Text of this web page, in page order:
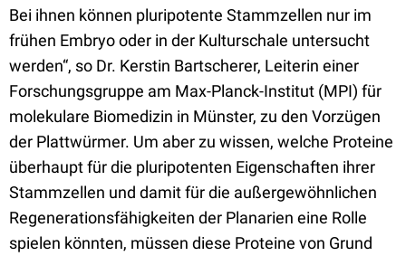
Bei ihnen können pluripotente Stammzellen nur im
frühen Embryo oder in der Kulturschale untersucht
werden“, so Dr. Kerstin Bartscherer, Leiterin einer
Forschungsgruppe am Max-Planck-Institut (MPI) für
molekulare Biomedizin in Münster, zu den Vorzügen
der Plattwürmer. Um aber zu wissen, welche Proteine
überhaupt für die pluripotenten Eigenschaften ihrer
Stammzellen und damit für die außergewöhnlichen
Regenerationsfähigkeiten der Planarien eine Rolle
spielen könnten, müssen diese Proteine von Grund